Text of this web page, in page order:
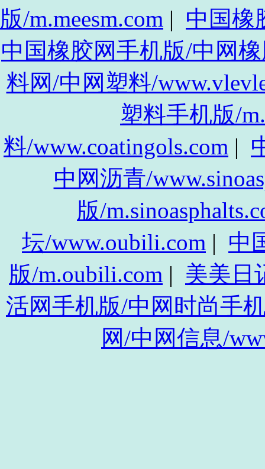
版/m.meesm.com | 中国橡
中国橡胶网手机版/中网
料网/中网塑料/
塑料手机版/
料/www.coatingols.com |
中网沥青/
版/
坛/www.oubili.com | 中
版/m.oubili.com | 美美日
活网手机版/中网时尚手
网/中网信息/